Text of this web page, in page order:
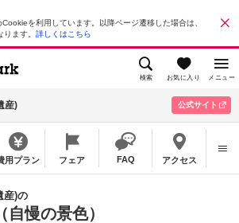
を利用しています。以降ページ遷移した場合は、
ます。 詳しくはこちら
検索 お気に入り メニュー
産) 公式サイト
用プラン フェア FAQ アクセス
産)の
自慢の景色）